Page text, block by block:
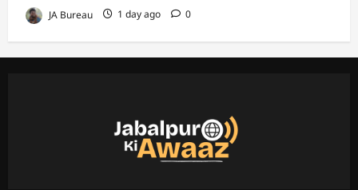
JA Bureau 1 day ago 0